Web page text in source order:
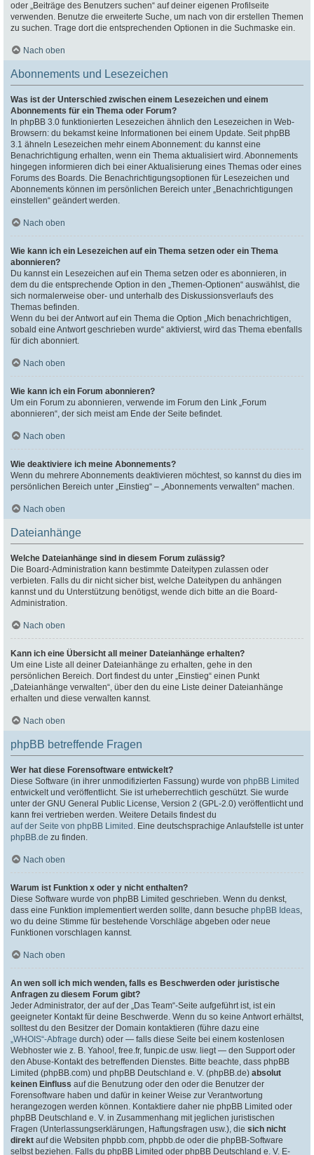
oder „Beiträge des Benutzers suchen“ auf deiner eigenen Profilseite
verwenden. Benutze die erweiterte Suche, um nach von dir erstellen Themen
zu suchen. Trage dort die entsprechenden Optionen in die Suchmaske ein.
Nach oben
Abonnements und Lesezeichen
Was ist der Unterschied zwischen einem Lesezeichen und einem
Abonnements für ein Thema oder Forum?
In phpBB 3.0 funktionierten Lesezeichen ähnlich den Lesezeichen in Web-
Browsern: du bekamst keine Informationen bei einem Update. Seit phpBB
3.1 ähneln Lesezeichen mehr einem Abonnement: du kannst eine
Benachrichtigung erhalten, wenn ein Thema aktualisiert wird. Abonnements
hingegen informieren dich bei einer Aktualisierung eines Themas oder eines
Forums des Boards. Die Benachrichtigungsoptionen für Lesezeichen und
Abonnements können im persönlichen Bereich unter „Benachrichtigungen
einstellen“ geändert werden.
Nach oben
Wie kann ich ein Lesezeichen auf ein Thema setzen oder ein Thema
abonnieren?
Du kannst ein Lesezeichen auf ein Thema setzen oder es abonnieren, in
dem du die entsprechende Option in den „Themen-Optionen“ auswählst, die
sich normalerweise ober- und unterhalb des Diskussionsverlaufs des
Themas befinden.
Wenn du bei der Antwort auf ein Thema die Option „Mich benachrichtigen,
sobald eine Antwort geschrieben wurde“ aktivierst, wird das Thema ebenfalls
für dich abonniert.
Nach oben
Wie kann ich ein Forum abonnieren?
Um ein Forum zu abonnieren, verwende im Forum den Link „Forum
abonnieren“, der sich meist am Ende der Seite befindet.
Nach oben
Wie deaktiviere ich meine Abonnements?
Wenn du mehrere Abonnements deaktivieren möchtest, so kannst du dies im
persönlichen Bereich unter „Einstieg“ – „Abonnements verwalten“ machen.
Nach oben
Dateianhänge
Welche Dateianhänge sind in diesem Forum zulässig?
Die Board-Administration kann bestimmte Dateitypen zulassen oder
verbieten. Falls du dir nicht sicher bist, welche Dateitypen du anhängen
kannst und du Unterstützung benötigst, wende dich bitte an die Board-
Administration.
Nach oben
Kann ich eine Übersicht all meiner Dateianhänge erhalten?
Um eine Liste all deiner Dateianhänge zu erhalten, gehe in den
persönlichen Bereich. Dort findest du unter „Einstieg“ einen Punkt
„Dateianhänge verwalten“, über den du eine Liste deiner Dateianhänge
erhalten und diese verwalten kannst.
Nach oben
phpBB betreffende Fragen
Wer hat diese Forensoftware entwickelt?
Diese Software (in ihrer unmodifizierten Fassung) wurde von phpBB Limited
entwickelt und veröffentlicht. Sie ist urheberrechtlich geschützt. Sie wurde
unter der GNU General Public License, Version 2 (GPL-2.0) veröffentlicht und
kann frei vertrieben werden. Weitere Details findest du
auf der Seite von phpBB Limited . Eine deutschsprachige Anlaufstelle ist unter
phpBB.de zu finden.
Nach oben
Warum ist Funktion x oder y nicht enthalten?
Diese Software wurde von phpBB Limited geschrieben. Wenn du denkst,
dass eine Funktion implementiert werden sollte, dann besuche phpBB Ideas,
wo du deine Stimme für bestehende Vorschläge abgeben oder neue
Funktionen vorschlagen kannst.
Nach oben
An wen soll ich mich wenden, falls es Beschwerden oder juristische
Anfragen zu diesem Forum gibt?
Jeder Administrator, der auf der „Das Team“-Seite aufgeführt ist, ist ein
geeigneter Kontakt für deine Beschwerde. Wenn du so keine Antwort erhältst,
solltest du den Besitzer der Domain kontaktieren (führe dazu eine
„WHOIS“-Abfrage durch) oder — falls diese Seite bei einem kostenlosen
Webhoster wie z. B. Yahoo!, free.fr, funpic.de usw. liegt — den Support oder
den Abuse-Kontakt des betreffenden Dienstes. Bitte beachte, dass phpBB
Limited (phpBB.com) und phpBB Deutschland e. V. (phpBB.de) absolut
keinen Einfluss auf die Benutzung oder den oder die Benutzer der
Forensoftware haben und dafür in keiner Weise zur Verantwortung
herangezogen werden können. Kontaktiere daher nie phpBB Limited oder
phpBB Deutschland e. V. in Zusammenhang mit jeglichen juristischen
Fragen (Unterlassungserklärungen, Haftungsfragen usw.), die sich nicht
direkt auf die Websiten phpbb.com, phpbb.de oder die phpBB-Software
selbst beziehen. Falls du phpBB Limited oder phpBB Deutschland e. V. E-